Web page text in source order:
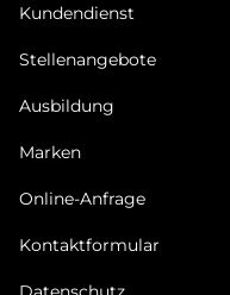
Kundendienst
Stellenangebote
Ausbildung
Marken
Online-Anfrage
Kontaktformular